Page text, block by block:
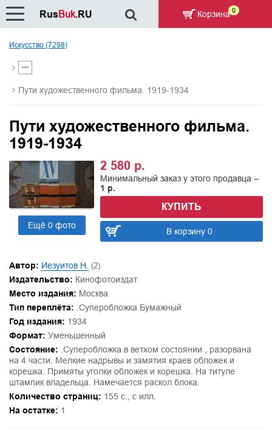
Искусство (7298)
Пути художественного фильма. 1919-1934
Пути художественного фильма.
1919-1934
Ещё 0 фото
2 580 р.
Минимальный заказ у этого продавца –
1 р.
КУПИТЬ
В корзину 0
Автор: Иезуитов Н. (2)
Издательство: Кинофотоиздат
Место издания: Москва
Тип переплёта: .Суперобложка Бумажный
Год издания: 1934
Формат: Уменьшенный
Состояние: .Суперобложка в ветхом состоянии , разорвана
на 4 части. Мелкие надрывы и замятия краев обложек и
корешка. Примяты уголки обложек и корешка. На титуле
штампик владельца. Намечается раскол блока.
Количество страниц: 155 с., с илл.
На остатке: 1
RusBuk.RU Корзина 0